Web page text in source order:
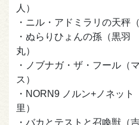
人
・ニル・アドミラリの天秤
・ぬらりひょんの孫（黒羽
丸
・ノブナガ・ザ・フール（
ス）
・NORN9 ノルン+ノネット
里
・バカとテストと召喚獣（